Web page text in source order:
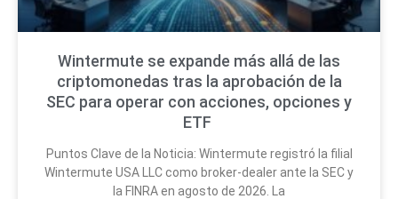
Wintermute se expande más allá de las
criptomonedas tras la aprobación de la
SEC para operar con acciones, opciones y
ETF
Puntos Clave de la Noticia: Wintermute registró la filial
Wintermute USA LLC como broker-dealer ante la SEC y
la FINRA en agosto de 2026. La